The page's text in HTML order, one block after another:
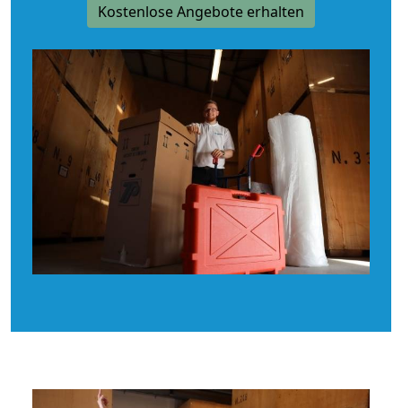
Kostenlose Angebote erhalten